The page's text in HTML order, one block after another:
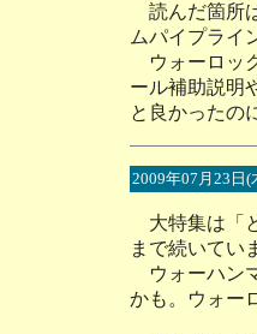
読んだ箇所
ムパイプライ
ウォーロッ
ール補助説明
と良かったの
2009年07月23日(
大特集は「
まで続いてい
ウォーハン
かも。ウォー